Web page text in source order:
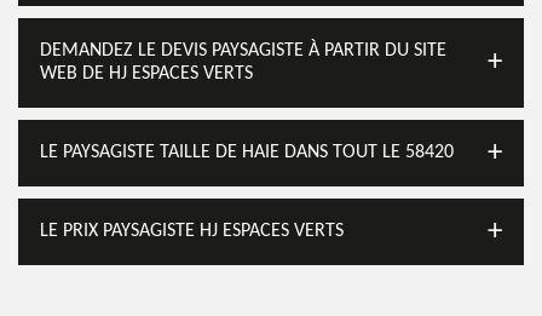
DEMANDEZ LE DEVIS PAYSAGISTE À PARTIR DU SITE
WEB DE HJ ESPACES VERTS
LE PAYSAGISTE TAILLE DE HAIE DANS TOUT LE 58420
LE PRIX PAYSAGISTE HJ ESPACES VERTS